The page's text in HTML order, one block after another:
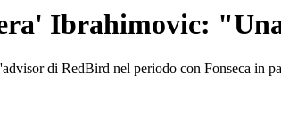
Ibrahimovic:
di RedBird nel periodo con Fonseca in